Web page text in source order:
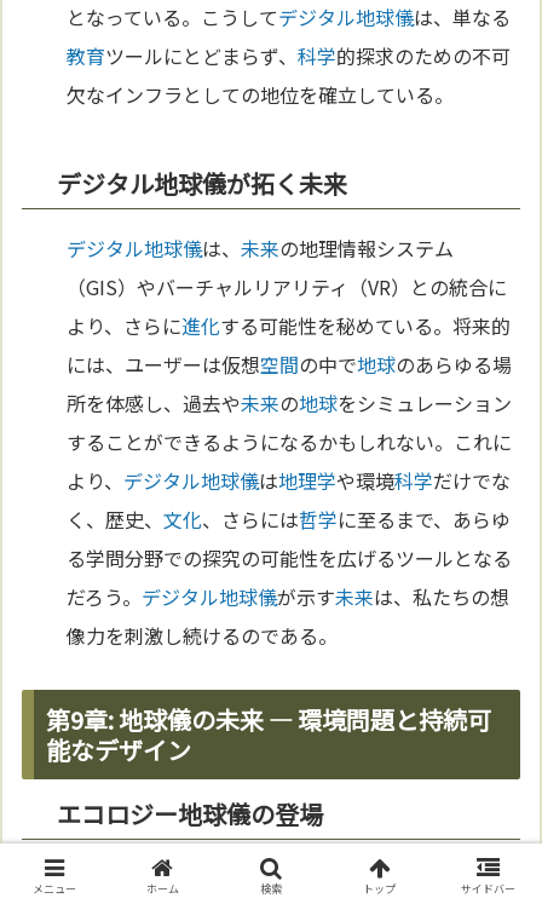
となっている。こうしてデジタル地球儀は、単なる
教育ツールにとどまらず、科学的探求のための不可
欠なインフラとしての地位を確立している。
デジタル地球儀が拓く未来
デジタル地球儀は、未来の地理情報システム
（GIS）やバーチャルリアリティ（VR）との統合に
より、さらに進化する可能性を秘めている。将来的
には、ユーザーは仮想空間の中で地球のあらゆる場
所を体感し、過去や未来の地球をシミュレーション
することができるようになるかもしれない。これに
より、 デジタル地球儀は地理学や環境科学だけでな
く、歴史、文化、さらには哲学に至るまで、あらゆ
る学問分野での探究の可能性を広げるツールとなる
だろう。 デジタル地球儀が示す未来は、私たちの想
像力を刺激し続けるのである。
第9章: 地球儀の未来 — 環境問題と持続可
能なデザイン
エコロジー地球儀の登場
環境への関 が高まる中、エコロジー 地球儀と
メニュー ホーム 検索 トップ サイドバー